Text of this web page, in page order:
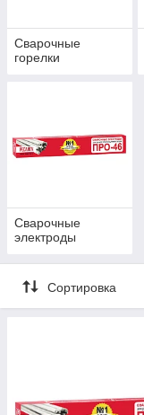
Сварочные
горелки
Сварочные
электроды
Сортировка